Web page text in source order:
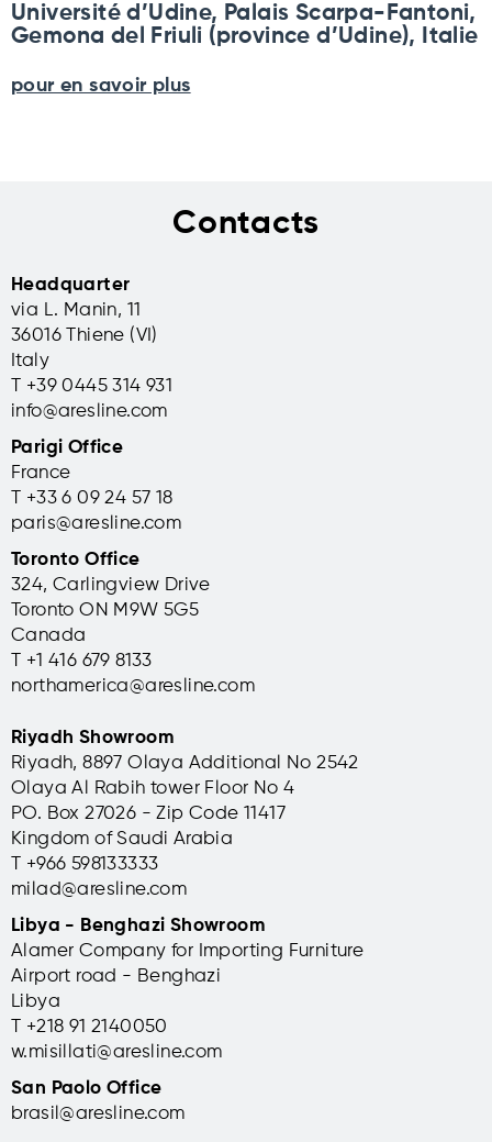
Université d’Udine, Palais Scarpa-Fantoni,
Gemona del Friuli (province d’Udine), Italie
pour en savoir plus
Contacts
Headquarter
via L. Manin, 11
36016 Thiene (VI)
Italy
T +39 0445 314 931
info@aresline.com
Parigi Office
France
T +33 6 09 24 57 18
paris@aresline.com
Toronto Office
324, Carlingview Drive
Toronto ON M9W 5G5
Canada
T +1 416 679 8133
northamerica@aresline.com
Riyadh Showroom
Riyadh, 8897 Olaya Additional No 2542
Olaya Al Rabih tower Floor No 4
PO. Box 27026 - Zip Code 11417
Kingdom of Saudi Arabia
T +966 598133333
milad@aresline.com
Libya - Benghazi Showroom
Alamer Company for Importing Furniture
Airport road - Benghazi
Libya
T +218 91 2140050
w.misillati@aresline.com
San Paolo Office
brasil@aresline.com